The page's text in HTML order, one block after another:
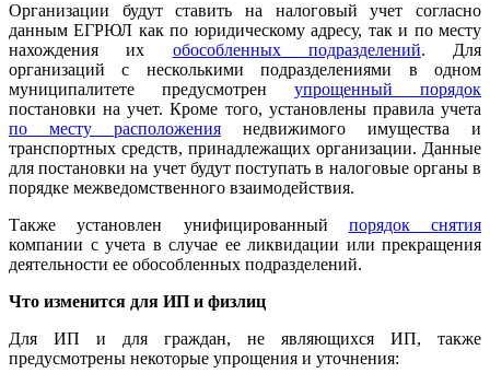
Организации будут ставить на налоговый учет согласно
данным ЕГРЮЛ как по юридическому адресу, так и по месту
нахождения их обособленных подразделений. Для
организаций с несколькими подразделениями в одном
муниципалитете предусмотрен упрощенный порядок
постановки на учет. Кроме того, установлены правила учета
по месту расположения недвижимого имущества и
транспортных средств, принадлежащих организации. Данные
для постановки на учет будут поступать в налоговые органы в
порядке межведомственного взаимодействия.
Также установлен унифицированный порядок снятия
компании с учета в случае ее ликвидации или прекращения
деятельности ее обособленных подразделений.
Что изменится для ИП и физлиц
Для ИП и для граждан, не являющихся ИП, также
предусмотрены некоторые упрощения и уточнения: